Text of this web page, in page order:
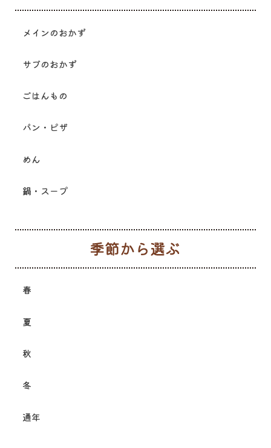
メインのおかず
サブのおかず
ごはんもの
パン・ピザ
めん
鍋・スープ
春
夏
秋
冬
通年